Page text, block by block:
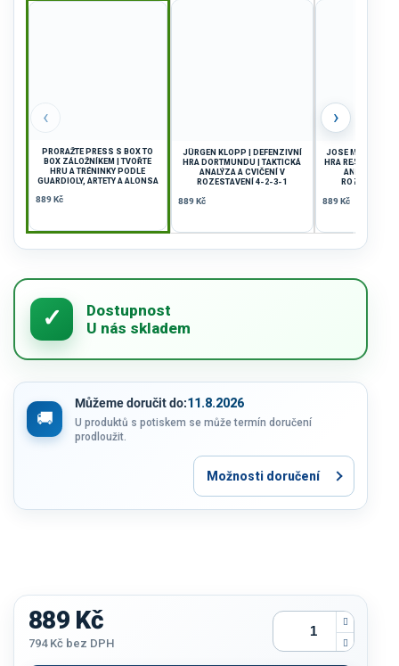
‹
PRORAŽTE PRESS S BOX TO
BOX ZÁLOŽNÍKEM | TVOŘTE
HRU A TRÉNINKY PODLE
GUARDIOLY, ARTETY A ALONSA
889 Kč
JÜRGEN KLOPP | DEFENZIVNÍ
HRA DORTMUNDU | TAKTICKÁ
ANALÝZA A CVIČENÍ V
ROZESTAVENÍ 4-2-3-1
889 Kč
JOSE MOURINHO
HRA REALU
ANALÝZA A
889 Kč
›
Můžeme doručit do:11.8.2026
U produktů s potiskem se může termín doručení
prodloužit.
Možnosti doručení
889 Kč
794 Kč bez DPH